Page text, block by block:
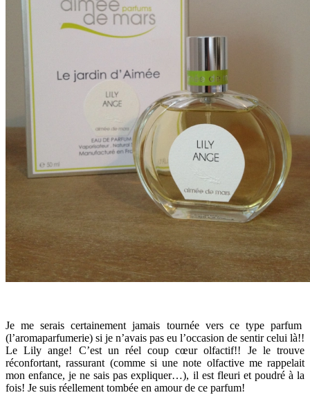
Je me serais certainement jamais tournée vers ce type parfum
(l’aromaparfumerie) si je n’avais pas eu l’occasion de sentir celui là!!
Le Lily ange! C’est un réel coup cœur olfactif!! Je le trouve
réconfortant, rassurant (comme si une note olfactive me rappelait
mon enfance, je ne sais pas expliquer…), il est fleuri et poudré à la
fois! Je suis réellement tombée en amour de ce parfum!